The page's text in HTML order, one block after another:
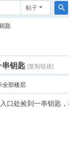
帖子
匙
串钥匙 [复制链接]
全部楼层
口处捡到一串钥匙